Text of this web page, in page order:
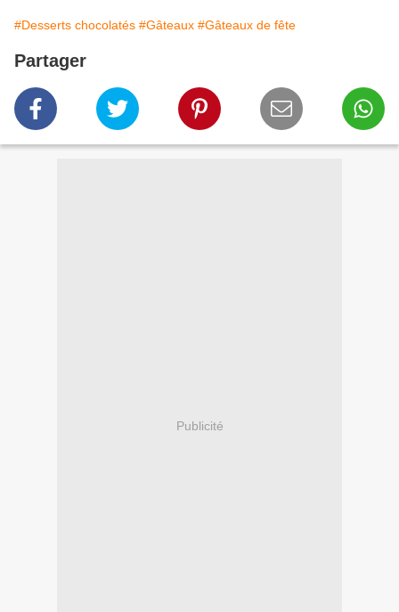
#Desserts chocolatés #Gâteaux #Gâteaux de fête
Partager
Publicité